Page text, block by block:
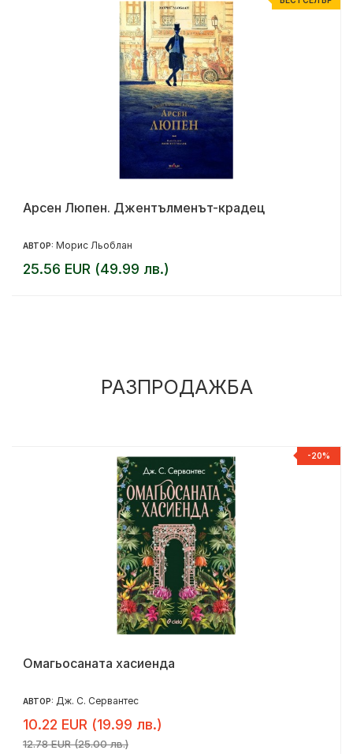
Арсен Люпен. Джентълменът-крадец
АВТОР: Морис Льоблан
25.56 EUR (49.99 лв.)
РАЗПРОДАЖБА
-20%
Омагьосаната хасиенда
АВТОР: Дж. С. Сервантес
10.22 EUR (19.99 лв.)
12.78 EUR (25.00 лв.)